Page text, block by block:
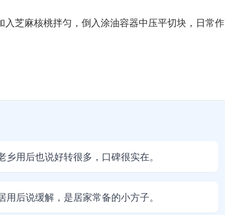
芝麻核桃拌匀，倒入涂油容器中压平切块，日常作
用后也说好转很多，口碑很实在。
后说缓解，是居家常备的小方子。